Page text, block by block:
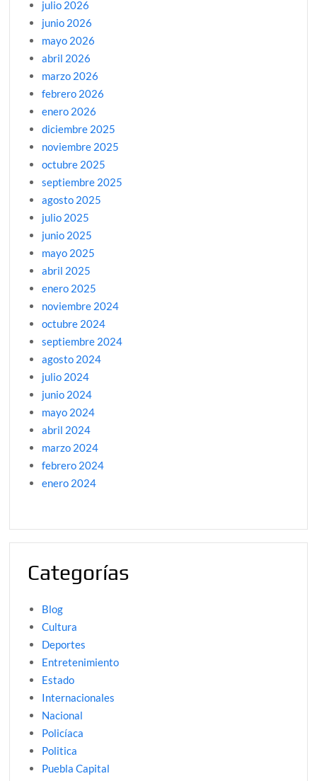
julio 2026
junio 2026
mayo 2026
abril 2026
marzo 2026
febrero 2026
enero 2026
diciembre 2025
noviembre 2025
octubre 2025
septiembre 2025
agosto 2025
julio 2025
junio 2025
mayo 2025
abril 2025
enero 2025
noviembre 2024
octubre 2024
septiembre 2024
agosto 2024
julio 2024
junio 2024
mayo 2024
abril 2024
marzo 2024
febrero 2024
enero 2024
Categorías
Blog
Cultura
Deportes
Entretenimiento
Estado
Internacionales
Nacional
Policíaca
Politica
Puebla Capital